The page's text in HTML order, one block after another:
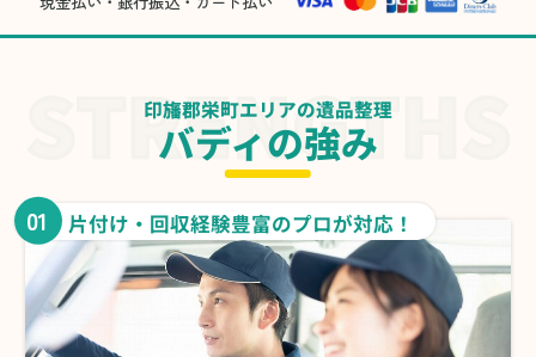
印旛郡栄町エリアの遺品整理
バディの強み
01 片付け・回収経験豊富のプロが対応！